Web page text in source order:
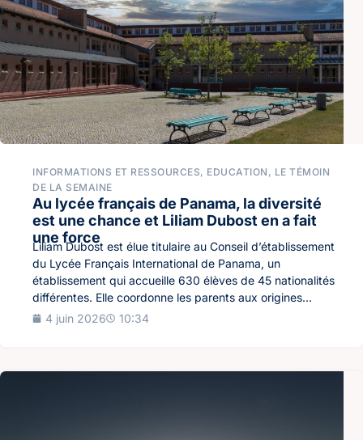
INFORMATIONS ET RESSOURCES, EDUCATION , LE TÉMOIN
DE LA SEMAINE
Au lycée français de Panama, la diversité
est une chance et Liliam Dubost en a fait
une force
Liliam Dubost est élue titulaire au Conseil d’établissement
du Lycée Français International de Panama, un
établissement qui accueille 630 élèves de 45 nationalités
différentes. Elle coordonne les parents aux origines...
4 juin 2026
10:34